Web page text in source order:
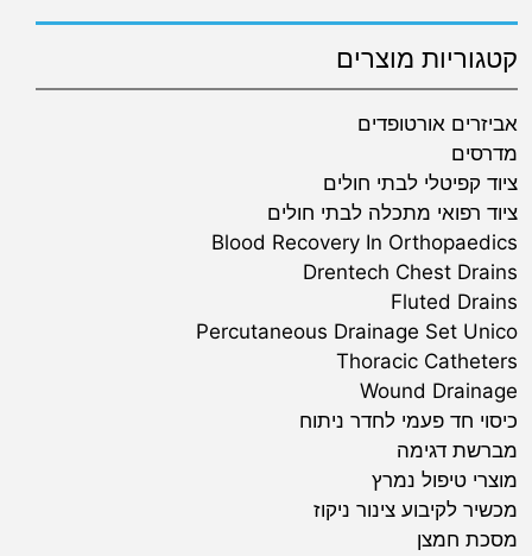
קטגוריות מוצרים
אביזרים אורטופדים
מדרסים
ציוד קפיטלי לבתי חולים
ציוד רפואי מתכלה לבתי חולים
Blood Recovery In Orthopaedics
Drentech Chest Drains
Fluted Drains
Percutaneous Drainage Set Unico
Thoracic Catheters
Wound Drainage
כיסוי חד פעמי לחדר ניתוח
מברשת דגימה
מוצרי טיפול נמרץ
מכשיר לקיבוע צינור ניקוז
מסכת חמצן